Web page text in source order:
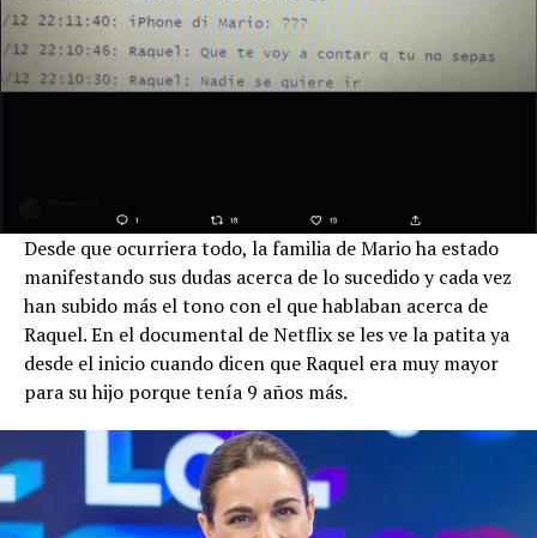
Desde que ocurriera todo, la familia de Mario ha estado
manifestando sus dudas acerca de lo sucedido y cada vez
han subido más el tono con el que hablaban acerca de
Raquel. En el documental de Netflix se les ve la patita ya
desde el inicio cuando dicen que Raquel era muy mayor
para su hijo porque tenía 9 años más.